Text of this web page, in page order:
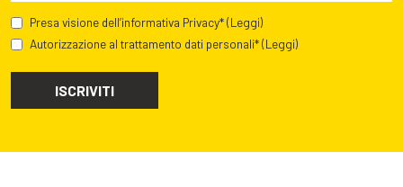
Presa visione dell’informativa Privacy*(Leggi)
Autorizzazione al trattamento dati personali*(Leggi)